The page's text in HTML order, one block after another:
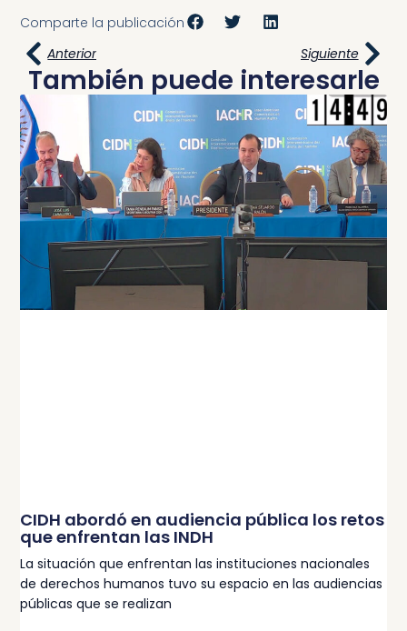
Comparte la publicación
Anterior
Siguiente
También puede interesarle
CIDH abordó en audiencia pública los retos
que enfrentan las INDH
La situación que enfrentan las instituciones nacionales
de derechos humanos tuvo su espacio en las audiencias
públicas que se realizan